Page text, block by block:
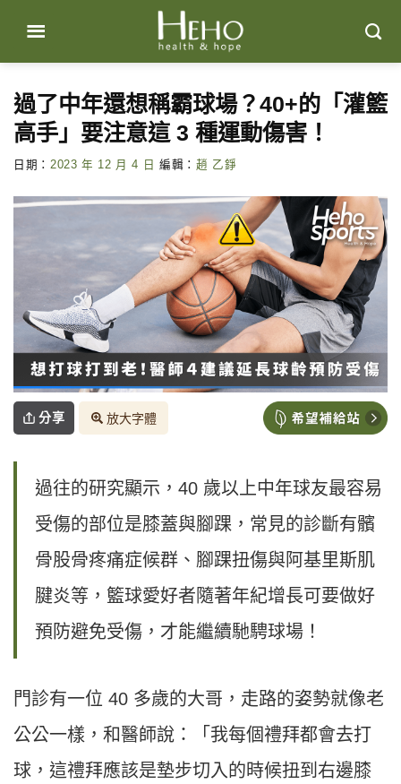
content
過了中年還想稱霸球場？40+的「灌籃
高手」要注意這 3 種運動傷害！
日期： 2023 年 12 月 4 日 編輯： 趙 乙錚
分享 放大字體
過往的研究顯示，40 歲以上中年球友最容易
受傷的部位是膝蓋與腳踝，常見的診斷有髕
骨股骨疼痛症候群、腳踝扭傷與阿基里斯肌
腱炎等，籃球愛好者隨著年紀增長可要做好
預防避免受傷，才能繼續馳騁球場！
門診有一位 40 多歲的大哥，走路的姿勢就像老
公公一樣，和醫師說：「我每個禮拜都會去打
球，這禮拜應該是墊步切入的時候扭到右邊膝